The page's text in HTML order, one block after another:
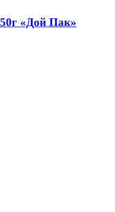
«Дой Пак»